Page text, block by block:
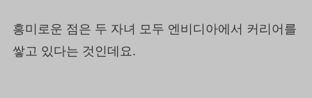
흥미로운 점은 두 자녀 모두 엔비디아에서 커리어를
쌓고 있다는 것인데요.